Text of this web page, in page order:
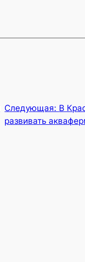
Следующая: В
развивать